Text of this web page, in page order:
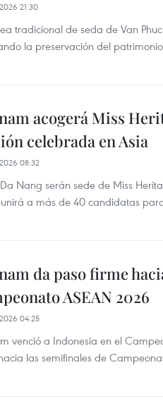
21:30
tradicional de seda de Van
la preservación del
acogerá Miss
celebrada en Asia
08:32
Nang serán sede de Miss
a más de 40 candidatas
da paso firme
ASEAN 2026
04:25
venció a Indonesia en el
las semifinales de